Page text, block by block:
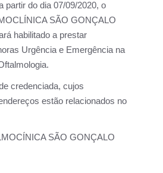
partir do dia07/09/2020, o
SÃO GONÇALO
habilitado a prestar
Urgência e Emergência na
credenciada, cujos
estão relacionados no
SÃO GONÇALO